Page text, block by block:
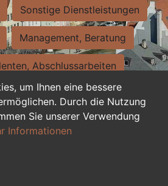
um Ihnen eine bessere
Durch die Nutzung
Sie unserer Verwendung
Informationen
Sonstige Dienstleistungen
Management, Beratung
Abschlussarbeiten
Assistenz, Sekretariat
und Nebenjobs
duale Ausbildung